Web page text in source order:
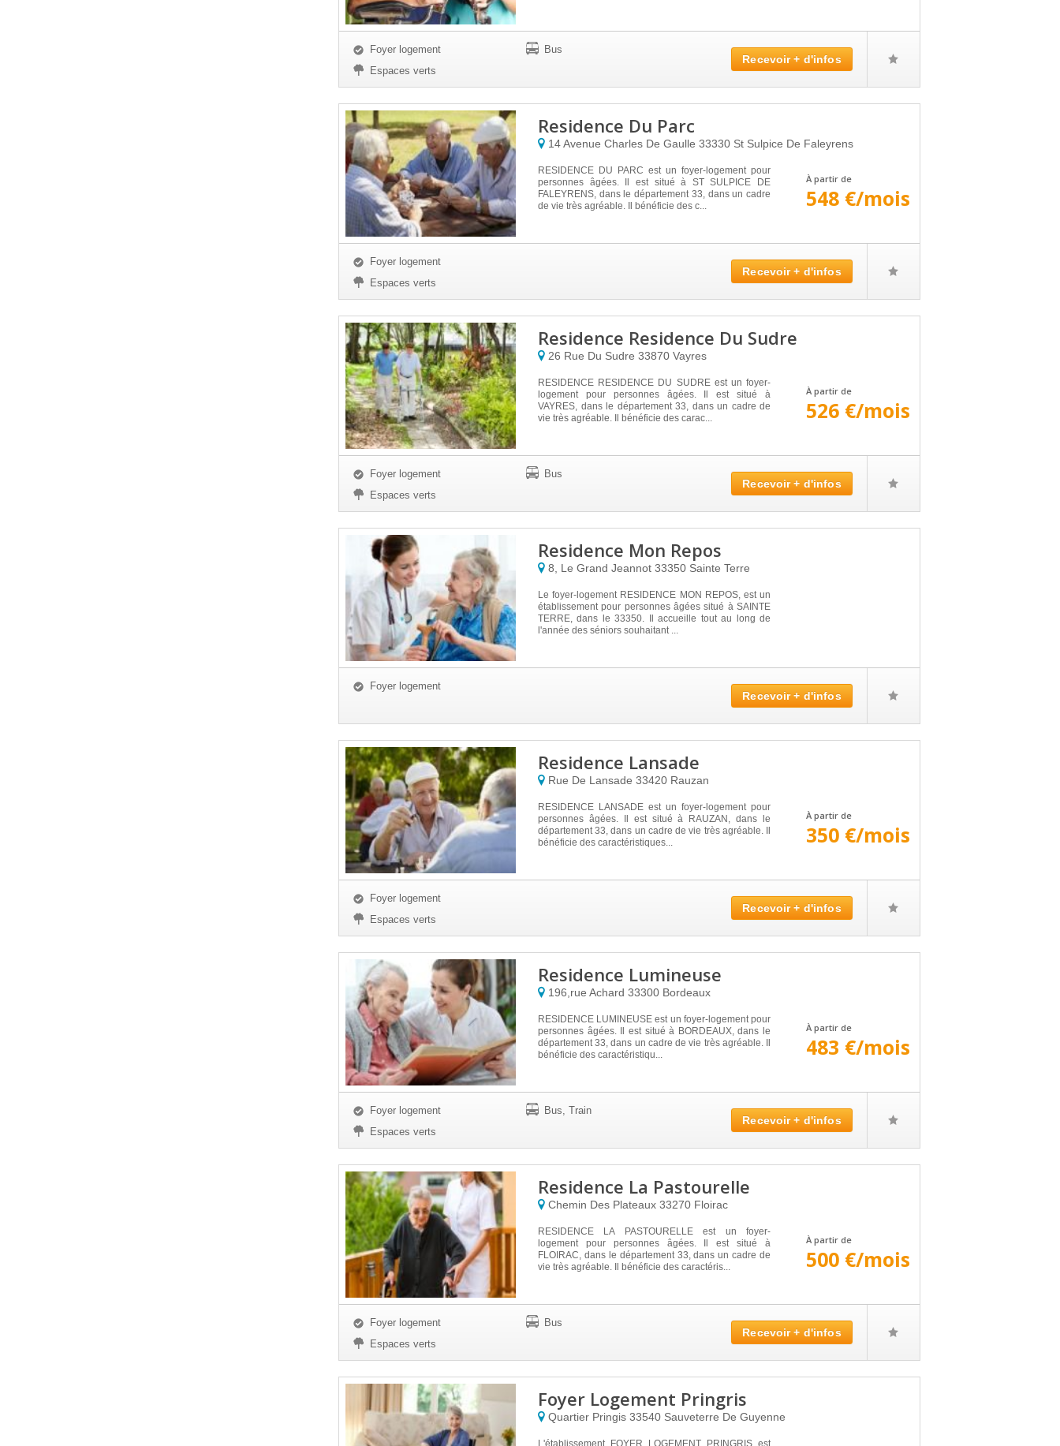
Foyer logement
Espaces verts
Bus
Recevoir + d'infos
Residence Du Parc
14 Avenue Charles De Gaulle 33330 St Sulpice De Faleyrens
RESIDENCE DU PARC est un foyer-logement pour
personnes âgées. Il est situé à ST SULPICE DE
FALEYRENS, dans le département 33, dans un cadre
de vie très agréable. Il bénéficie des c...
À partir de
548 €/mois
Foyer logement
Espaces verts
Recevoir + d'infos
Residence Residence Du Sudre
26 Rue Du Sudre 33870 Vayres
RESIDENCE RESIDENCE DU SUDRE est un foyer-
logement pour personnes âgées. Il est situé à
VAYRES, dans le département 33, dans un cadre de
vie très agréable. Il bénéficie des carac...
À partir de
526 €/mois
Foyer logement
Espaces verts
Bus
Recevoir + d'infos
Residence Mon Repos
8, Le Grand Jeannot 33350 Sainte Terre
Le foyer-logement RESIDENCE MON REPOS, est un
établissement pour personnes âgées situé à SAINTE
TERRE, dans le 33350. Il accueille tout au long de
l'année des séniors souhaitant ...
Foyer logement
Recevoir + d'infos
Residence Lansade
Rue De Lansade 33420 Rauzan
RESIDENCE LANSADE est un foyer-logement pour
personnes âgées. Il est situé à RAUZAN, dans le
département 33, dans un cadre de vie très agréable. Il
bénéficie des caractéristiques...
À partir de
350 €/mois
Foyer logement
Espaces verts
Recevoir + d'infos
Residence Lumineuse
196,rue Achard 33300 Bordeaux
RESIDENCE LUMINEUSE est un foyer-logement pour
personnes âgées. Il est situé à BORDEAUX, dans le
département 33, dans un cadre de vie très agréable. Il
bénéficie des caractéristiqu...
À partir de
483 €/mois
Foyer logement
Espaces verts
Bus, Train
Recevoir + d'infos
Residence La Pastourelle
Chemin Des Plateaux 33270 Floirac
RESIDENCE LA PASTOURELLE est un foyer-
logement pour personnes âgées. Il est situé à
FLOIRAC, dans le département 33, dans un cadre de
vie très agréable. Il bénéficie des caractéris...
À partir de
500 €/mois
Foyer logement
Espaces verts
Bus
Recevoir + d'infos
Foyer Logement Pringris
Quartier Pringis 33540 Sauveterre De Guyenne
L'établissement FOYER LOGEMENT PRINGRIS est